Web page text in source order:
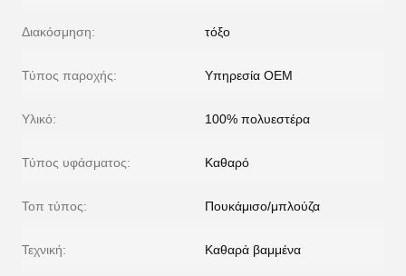
Διακόσμηση: τόξο
Τύπος παροχής: Υπηρεσία OEM
Υλικό: 100% πολυεστέρα
Τύπος υφάσματος: Καθαρό
Τοπ τύπος: Πουκάμισο/μπλούζα
Τεχνική: Καθαρά βαμμένα